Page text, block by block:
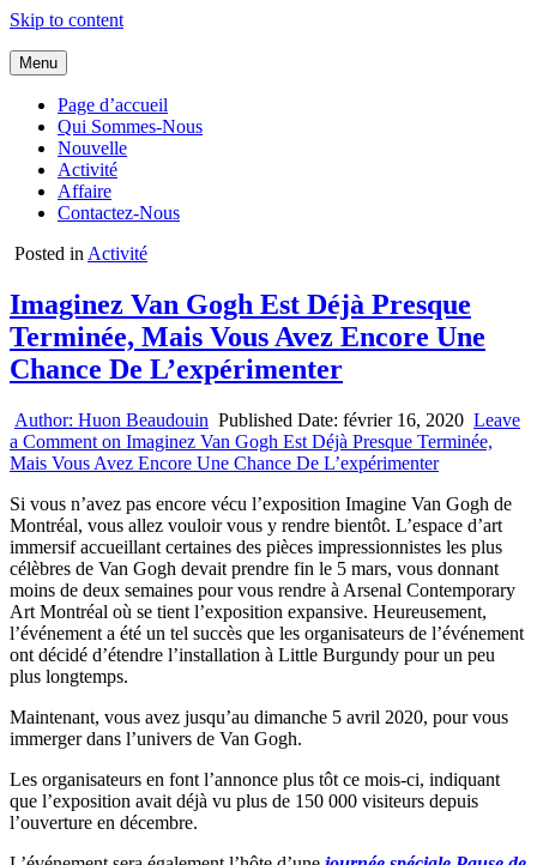
Skip to content
Menu
Page d’accueil
Qui Sommes-Nous
Nouvelle
Activité
Affaire
Contactez-Nous
Posted in Activité
Imaginez Van Gogh Est Déjà Presque
Terminée, Mais Vous Avez Encore Une
Chance De L’expérimenter
Author: Huon Beaudouin Published Date: février 16, 2020 Leave
a Comment on Imaginez Van Gogh Est Déjà Presque Terminée,
Mais Vous Avez Encore Une Chance De L’expérimenter
Si vous n’avez pas encore vécu l’exposition Imagine Van Gogh de
Montréal, vous allez vouloir vous y rendre bientôt. L’espace d’art
immersif accueillant certaines des pièces impressionnistes les plus
célèbres de Van Gogh devait prendre fin le 5 mars, vous donnant
moins de deux semaines pour vous rendre à Arsenal Contemporary
Art Montréal où se tient l’exposition expansive. Heureusement,
l’événement a été un tel succès que les organisateurs de l’événement
ont décidé d’étendre l’installation à Little Burgundy pour un peu
plus longtemps.
Maintenant, vous avez jusqu’au dimanche 5 avril 2020, pour vous
immerger dans l’univers de Van Gogh.
Les organisateurs en font l’annonce plus tôt ce mois-ci, indiquant
que l’exposition avait déjà vu plus de 150 000 visiteurs depuis
l’ouverture en décembre.